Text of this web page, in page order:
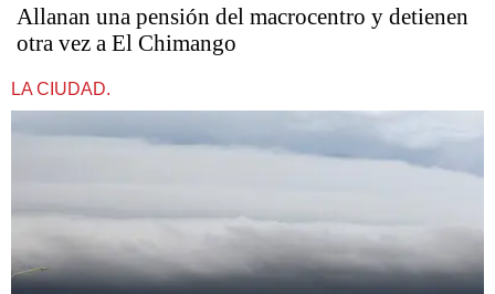
Allanan una pensión del macrocentro y detienen
otra vez a El Chimango
LA CIUDAD.